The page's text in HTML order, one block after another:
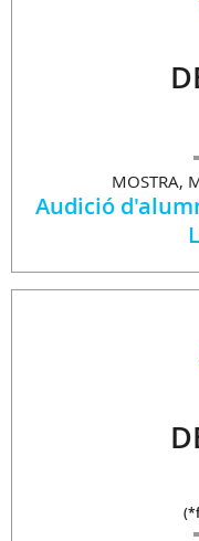
MOSTRA,
Audició
(